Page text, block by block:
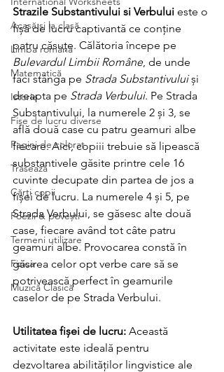
Acasă și la clasă
Limba română
Matematică
Istorie
Fișe de lucru diverse
Pagini de colorat
Trasează
Cărți copii
Poezii & povești
Termeni utilizare
Fizica
Muzică Clasică
Strazile Substantivului si Verbului este o
fișă de lucru captivantă ce conține
patru căsuțe. Călătoria începe pe
Bulevardul Limbii Române, de unde
faci stânga pe Strada Substantivului și
dreapta pe Strada Verbului. Pe Strada
Substantivului, la numerele 2 și 3, se
află două case cu patru geamuri albe
fiecare. Aici, copiii trebuie să lipească
substantivele găsite printre cele 16
cuvinte decupate din partea de jos a
fișei de lucru. La numerele 4 și 5, pe
Strada Verbului, se găsesc alte două
case, fiecare având tot câte patru
geamuri albe. Provocarea constă în
găsirea celor opt verbe care să se
potrivească perfect în geamurile
caselor de pe Strada Verbului.
Utilitatea fișei de lucru: Această
activitate este ideală pentru
dezvoltarea abilităților lingvistice ale